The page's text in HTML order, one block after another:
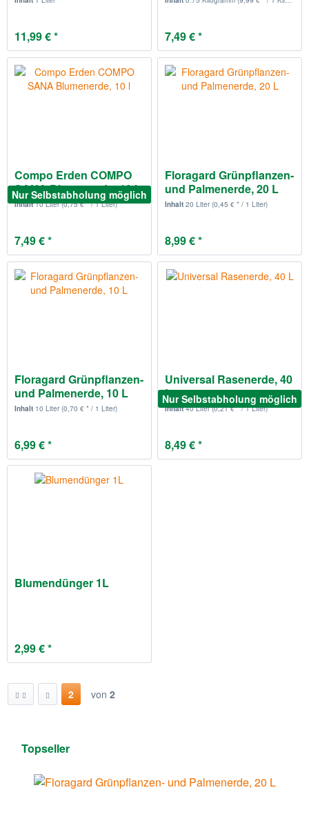
11,99 € * 7,49 € *
Compo Erden COMPO
SANA Blumenerde, 10 l
Nur Selbstabholung möglich
Inhalt10 Liter(0,75 € * / 1 Liter)
7,49 € *
Floragard Grünpflanzen-
und Palmenerde, 20 L
Inhalt20 Liter(0,45 € * / 1 Liter)
8,99 € *
Floragard Grünpflanzen-
und Palmenerde, 10 L
Inhalt 10 Liter(0,70 € * / 1 Liter)
6,99 € *
Universal Rasenerde, 40
L
Nur Selbstabholung möglich
Inhalt40 Liter(0,21 € * / 1 Liter)
8,49 € *
Blumendünger 1L
2,99 € *
2 von 2
Topseller